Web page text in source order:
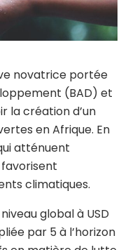
novatrice portée
(BAD) et
la création d’un
en Afrique. En
atténuent
climatiques.
global à USD
par 5 à l’horizon